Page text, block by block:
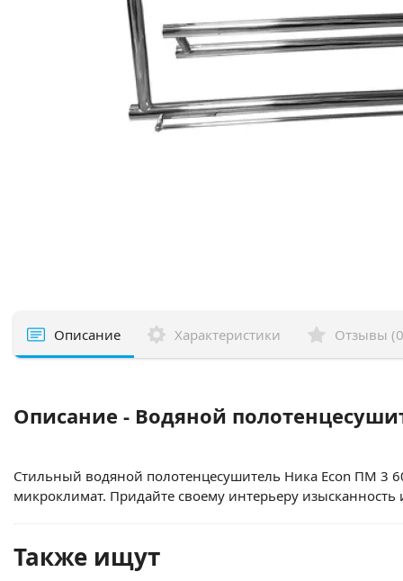
Описание Характеристики Отзывы
Описание - Водяной
Стильный водяной полотенцесушитель Ника Econ ПМ 3
микроклимат. Придайте своему интерьеру
Также ищут